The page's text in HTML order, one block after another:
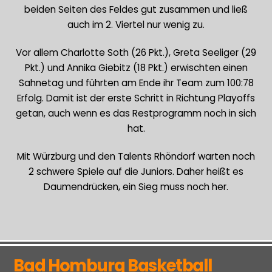
beiden Seiten des Feldes gut zusammen und ließ
auch im 2. Viertel nur wenig zu.
Vor allem Charlotte Soth (26 Pkt.), Greta Seeliger (29
Pkt.) und Annika Giebitz (18 Pkt.) erwischten einen
Sahnetag und führten am Ende ihr Team zum 100:78
Erfolg. Damit ist der erste Schritt in Richtung Playoffs
getan, auch wenn es das Restprogramm noch in sich
hat.
Mit Würzburg und den Talents Rhöndorf warten noch
2 schwere Spiele auf die Juniors. Daher heißt es
Daumendrücken, ein Sieg muss noch her.
Bad Homburg Basketball